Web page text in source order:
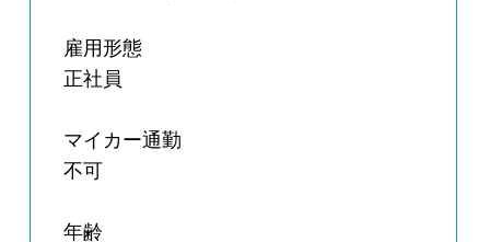
雇用形態
正社員
マイカー通勤
不可
年齢